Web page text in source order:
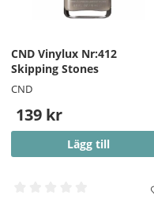
CND Vinylux Nr:412
Skipping Stones
CND
139 kr
Lägg till